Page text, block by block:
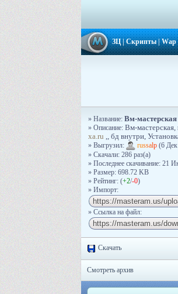
ЗЦ|Скрипты|Wаp
» Название: Вм-мастерская
» Описание: Вм-
xa.ru ,, бд внутри,
» Выгрузил:
russalp (6
» Скачали: 286 раз(a)
» Последнее скачивание: 21
» Размер: 698.72 KB
» Рейтинг: (+2/-0)
» Импорт:
» Ссылка на файл:
Скачать
Смотреть архив